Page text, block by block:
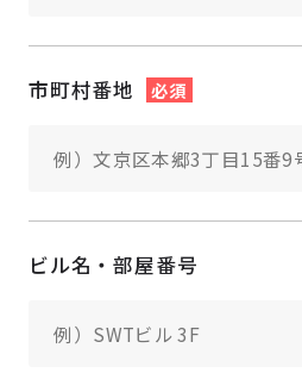
市町村番地 必須
ビル名・部屋番号